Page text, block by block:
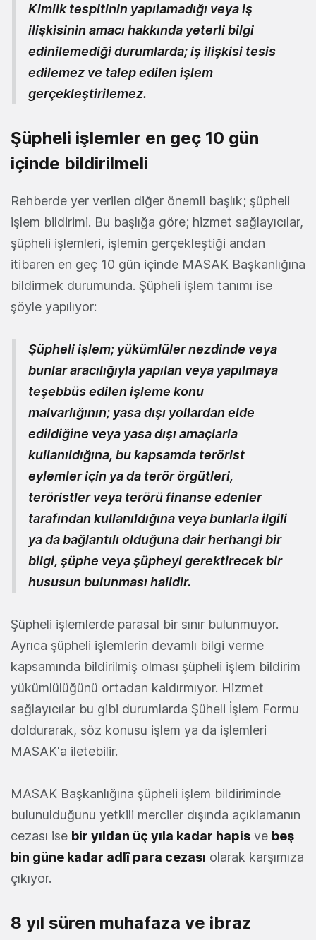
Kimlik tespitinin yapılamadığı veya iş
ilişkisinin amacı hakkında yeterli bilgi
edinilemediği durumlarda; iş ilişkisi tesis
edilemez ve talep edilen işlem
gerçekleştirilemez.
Şüpheli işlemler en geç 10 gün
içinde bildirilmeli
Rehberde yer verilen diğer önemli başlık; şüpheli
işlem bildirimi. Bu başlığa göre; hizmet sağlayıcılar,
şüpheli işlemleri, işlemin gerçekleştiği andan
itibaren en geç 10 gün içinde MASAK Başkanlığına
bildirmek durumunda. Şüpheli işlem tanımı ise
şöyle yapılıyor:
Şüpheli işlem; yükümlüler nezdinde veya
bunlar aracılığıyla yapılan veya yapılmaya
teşebbüs edilen işleme konu
malvarlığının; yasa dışı yollardan elde
edildiğine veya yasa dışı amaçlarla
kullanıldığına, bu kapsamda terörist
eylemler için ya da terör örgütleri,
teröristler veya terörü finanse edenler
tarafından kullanıldığına veya bunlarla ilgili
ya da bağlantılı olduğuna dair herhangi bir
bilgi, şüphe veya şüpheyi gerektirecek bir
hususun bulunması halidir.
Şüpheli işlemlerde parasal bir sınır bulunmuyor.
Ayrıca şüpheli işlemlerin devamlı bilgi verme
kapsamında bildirilmiş olması şüpheli işlem bildirim
yükümlülüğünü ortadan kaldırmıyor. Hizmet
sağlayıcılar bu gibi durumlarda Şüheli İşlem Formu
doldurarak, söz konusu işlem ya da işlemleri
MASAK'a iletebilir.
MASAK Başkanlığına şüpheli işlem bildiriminde
bulunulduğunu yetkili merciler dışında açıklamanın
cezası ise bir yıldan üç yıla kadar hapis ve beş
bin güne kadar adlî para cezası olarak karşımıza
çıkıyor.
8 yıl süren muhafaza ve ibraz